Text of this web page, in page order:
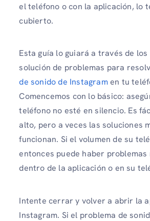
el teléfono o con la aplicación, lo
cubierto.
Esta guía lo guiará a través de los
solución de problemas para
de sonido de Instagramen tu
Comencemos con lo básico:
teléfono no esté en silencio. Es
alto, pero a veces las soluciones
funcionan. Si el volumen de su
entonces puede haber problemas
dentro de la aplicación o en su
Intente cerrar y volver a abrir la
Instagram. Si el problema de